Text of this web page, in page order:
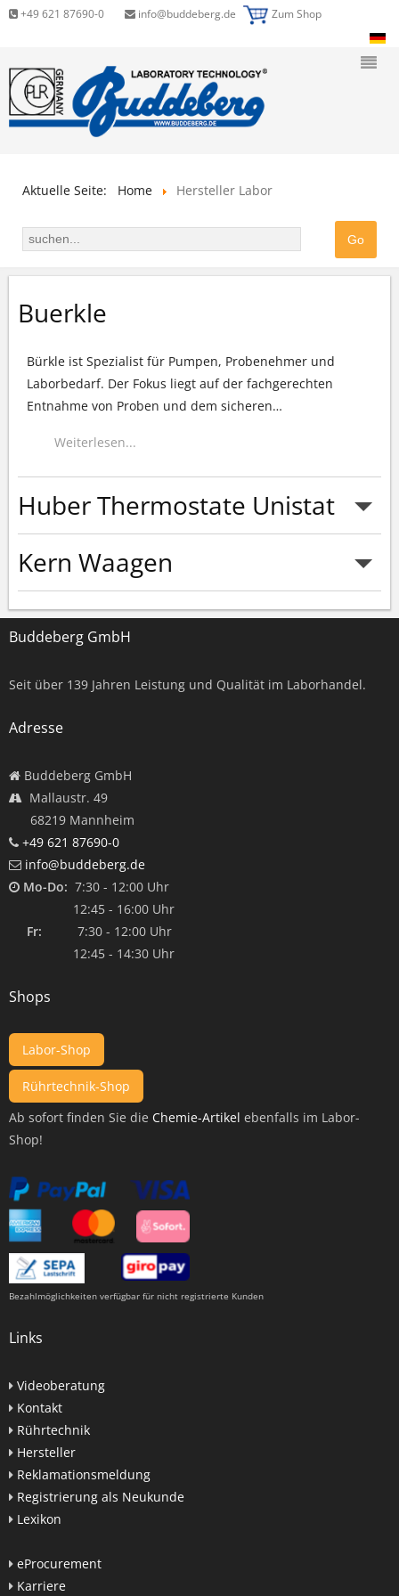
+49 621 87690-0 info@buddeberg.de Zum Shop
Aktuelle Seite: Home Hersteller Labor
Buerkle
Bürkle ist Spezialist für Pumpen, Probenehmer und
Laborbedarf. Der Fokus liegt auf der fachgerechten
Entnahme von Proben und dem sicheren…
Weiterlesen...
Huber Thermostate Unistat
Weiterlesen...
Kern Waagen
Buddeberg GmbH
Seit über 139 Jahren Leistung und Qualität im Laborhandel.
Adresse
Buddeberg GmbH
Mallaustr. 49
68219 Mannheim
+49 621 87690-0
info@buddeberg.de
Mo-Do: 7:30 - 12:00 Uhr
12:45 - 16:00 Uhr
Fr: 7:30 - 12:00 Uhr
12:45 - 14:30 Uhr
Shops
Labor-Shop
Rührtechnik-Shop
Ab sofort finden Sie die Chemie-Artikel ebenfalls im Labor-
Shop!
Bezahlmöglichkeiten verfügbar für nicht registrierte Kunden
Links
Videoberatung
Kontakt
Rührtechnik
Hersteller
Reklamationsmeldung
Registrierung als Neukunde
Lexikon
eProcurement
Karriere